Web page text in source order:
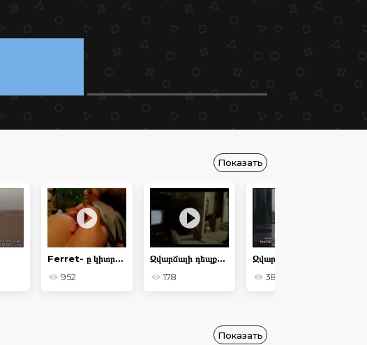
Показать
Ferret- ը կիտրոն է փորձում
952
Զվարճալի դեպքեր կատուների կյանքից
178 382
Показать